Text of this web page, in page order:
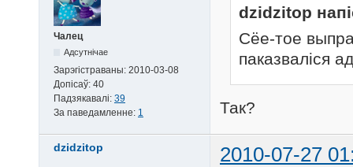
Чалец
Адсутнічае
Зарэгістраваны: 2010-03-08
Допісаў: 40
Падзякавалі: 39
За паведамленне: 1
dzidzitop
Сёе-тое
паказваліся
Так?
dzidzitop 2010-07-27